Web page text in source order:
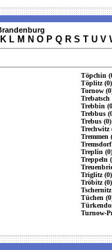
K L M N O P Q R S T U V
Töpchin
Töplitz (0)
Tornow
Trebatsch
Trebbin
Trebbus
Trebus (0)
Trechwitz
Tremmen
Treplin (0)
Treppeln
Triglitz (0)
Tröbitz (0)
Tüchen
Turnow-